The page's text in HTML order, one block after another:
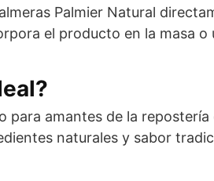
Palmier Natural
el producto en la masa
para amantes de la
naturales y sabor